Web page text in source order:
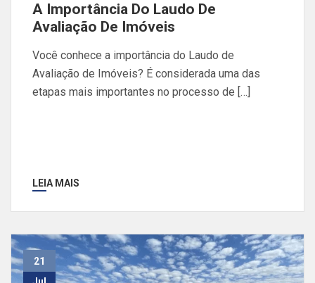
A Importância Do Laudo De
Avaliação De Imóveis
Você conhece a importância do Laudo de
Avaliação de Imóveis? É considerada uma das
etapas mais importantes no processo de […]
LEIA MAIS
21